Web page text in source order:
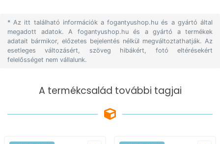
* Az itt található információk a fogantyushop.hu és a gyártó által
megadott adatok. A fogantyushop.hu és a gyártó a termékek
adatait bármikor, előzetes bejelentés nélkül megváltoztathatják. Az
esetleges változásért, szöveg hibákért, fotó eltérésekért
felelősséget nem vállalunk.
A termékcsalád további tagjai